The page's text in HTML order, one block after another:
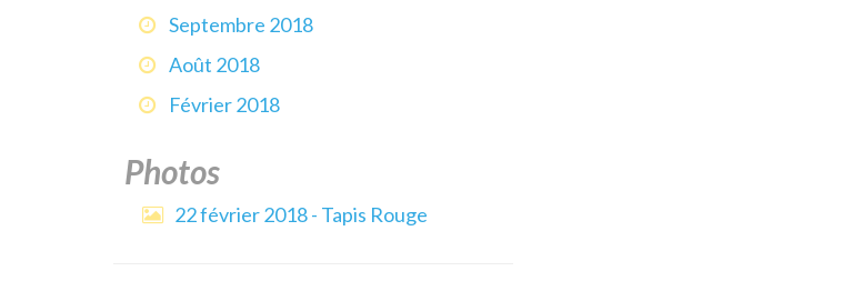
Septembre 2018
Août 2018
Février 2018
Photos
22 février 2018 - Tapis Rouge